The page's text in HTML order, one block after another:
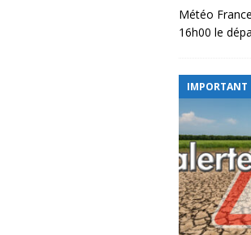
Météo
16h00 le
IMPORTANT